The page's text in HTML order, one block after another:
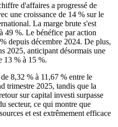
d'affaires a progressé de
une croissance de 14 % sur le
La marge brute s'est
49 %. Le bénéfice par action
depuis décembre 2024. De plus,
2025, anticipant désormais une
13 % à 15 %.
8,32 % à 11,67 % entre le
trimestre 2025, tandis que la
sur capital investi surpasse
secteur, ce qui montre que
et est extrêmement efficace